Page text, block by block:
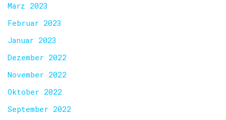
März 2023
Februar 2023
Januar 2023
Dezember 2022
November 2022
Oktober 2022
September 2022